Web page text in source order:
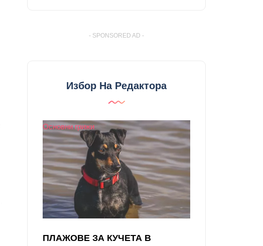
- SPONSORED AD -
Избор На Редактора
Основни грижи
ПЛАЖОВЕ ЗА КУЧЕТА В